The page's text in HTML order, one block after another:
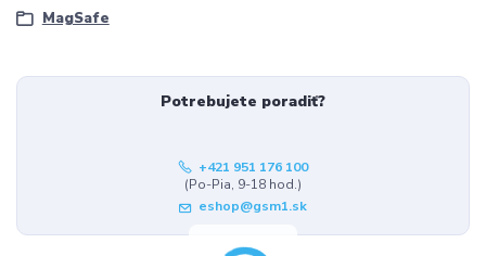
MagSafe
Potrebujete poradiť?
+421 951 176 100
(Po-Pia, 9-18 hod.)
eshop@gsm1.sk